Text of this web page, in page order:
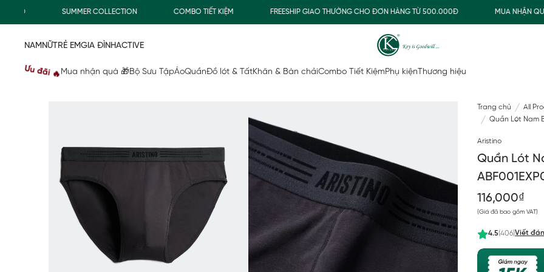
SUMMER COLLECTION COMBO TIẾT KIỆM FREESHIP GIAO THƯỜNG CHO ĐƠN HÀNG TỪ 500.000Đ MUA NHẬN QUÀ
NAMNỮTRẺ EMGIA ĐÌNHACTIVE
Ưu đãi 🔥 Mua nhận quà 🎁Bộ Sưu TậpÁoQuầnĐồ lót & TấtKhăn & Bàn chảiCombo Tiết KiệmPhụ kiện Thương hiệu
Trang chủ
All
Quần Lót Nam
Aristino
Quần Lót
116,000₫
(Giá đã bao gồm VAT)
4.5(406)Viết